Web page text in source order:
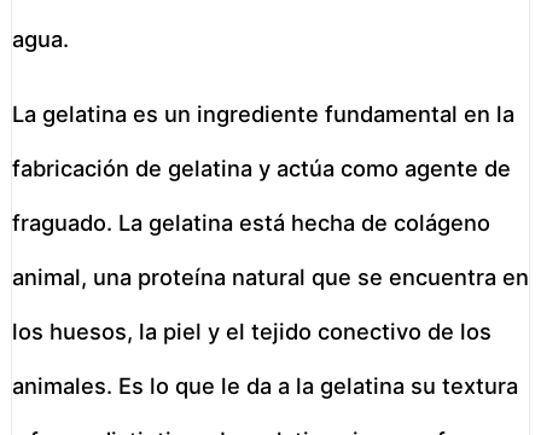
agua.
La gelatina es un ingrediente fundamental en la
fabricación de gelatina y actúa como agente de
fraguado. La gelatina está hecha de colágeno
animal, una proteína natural que se encuentra en
los huesos, la piel y el tejido conectivo de los
animales. Es lo que le da a la gelatina su textura